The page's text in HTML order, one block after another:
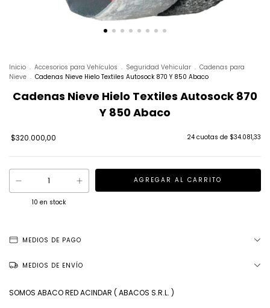
Inicio . Accesorios para Vehículos . Seguridad Vehicular . Cadenas para
Nieve . Cadenas Nieve Hielo Textiles Autosock 870 Y 850 Abaco
Cadenas Nieve Hielo Textiles Autosock 870
Y 850 Abaco
$320.000,00 24 cuotas de $34.081,33
10 en stock
MEDIOS DE PAGO
MEDIOS DE ENVÍO
SOMOS ABACO RED ACINDAR ( ABACOS S.R.L. )